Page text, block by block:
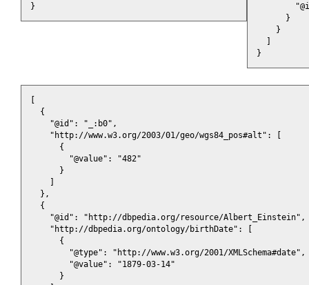
}
}
}
]
}
[
{
"@id" : "_:b0" ,
"http://www.w3.org/2003/01/geo/wgs84_pos#alt" :
[
{
"@value" :
"482"
}
]
},
{
"@id" : "http://dbpedia.org/resource/Albert_Einstein" ,
"http://dbpedia.org/ontology/birthDate" :
[
{
"@type" : "http://www.w3.org/2001/XMLSchema#date" ,
"@value" :
"1879-03-14"
}